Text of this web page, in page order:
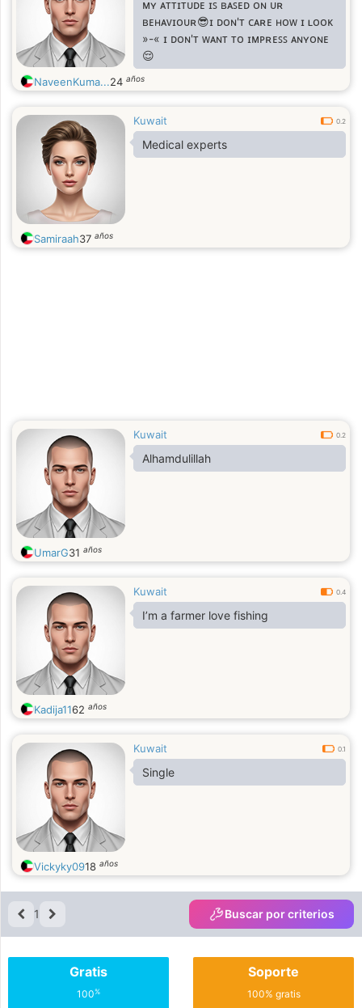
ᴍʏ ᴀᴛᴛɪᴛᴜᴅᴇ ɪꜱ ʙᴀꜱᴇᴅ ᴏɴ ᴜʀ
ʙᴇʜᴀᴠɪᴏᴜʀ😎ɪ ᴅᴏɴ'ᴛ ᴄᴀʀᴇ ʜᴏᴡ ɪ ʟᴏᴏᴋ
»-« ɪ ᴅᴏɴ'ᴛ ᴡᴀɴᴛ ᴛᴏ ɪᴍᴘʀᴇꜱꜱ ᴀɴʏᴏɴᴇ
😌
NaveenKuma...24 años
Kuwait 0.2
Medical experts
Samiraah37 años
Kuwait 0.2
Alhamdulillah
UmarG31 años
Kuwait 0.4
I’m a farmer love fishing
Kadija1162 años
Kuwait 0.1
Single
Vickyky0918 años
1 Buscar por criterios
Gratis
100%
Soporte
100% gratis